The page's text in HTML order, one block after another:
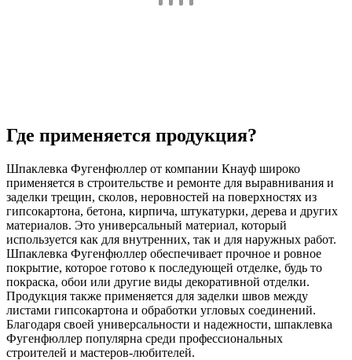
Где применяется продукция?
Шпаклевка Фугенфюллер от компании Кнауф широко
применяется в строительстве и ремонте для выравнивания и
заделки трещин, сколов, неровностей на поверхностях из
гипсокартона, бетона, кирпича, штукатурки, дерева и других
материалов. Это универсальный материал, который
используется как для внутренних, так и для наружных работ.
Шпаклевка Фугенфюллер обеспечивает прочное и ровное
покрытие, которое готово к последующей отделке, будь то
покраска, обои или другие виды декоративной отделки.
Продукция также применяется для заделки швов между
листами гипсокартона и обработки угловых соединений.
Благодаря своей универсальности и надежности, шпаклевка
Фугенфюллер популярна среди профессиональных
строителей и мастеров-любителей.